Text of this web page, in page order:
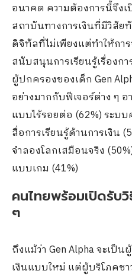
อนาคต ความต้องการนี้จึง
สถาบันทางการเงินที่มีวิสั
ดิจิทัลที่ไม่เพียงแต่ทำให้กา
สนับสนุนการเรียนรู้เรื่องกา
ผู้ปกครองของเด็ก Gen
อย่างมากกับฟีเจอร์ต่าง ๆ
แบบไร้รอยต่อ (62%) ระบ
สื่อการเรียนรู้ด้านการเงิน
จำลองโลกเสมือนจริง
แบบเกม (41%)
คนไทยพร้อมเปิดรับวิ
ๆ
ถึงแม้ว่า Gen Alpha จะเป็น
เงินแบบใหม่ แต่ผู้บริโภคชา